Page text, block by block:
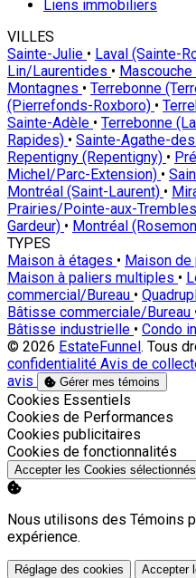
Liens immobiliers
VILLES
Sainte-Julie • Laval (Sainte-
Lin/Laurentides • Mascouche
Montagnes • Terrebonne
(Pierrefonds-Roxboro) •
Sainte-Adèle • Terrebonne
Rapides) • Sainte-Agathe-
Repentigny (Repentigny) •
Michel/Parc-Extension) •
Montréal (Saint-Laurent) •
Prairies/Pointe-aux-
Gardeur) • Montréal
TYPES
Maison à étages • Maison
Maison à paliers multiples •
commercial/Bureau •
Bâtisse commerciale/Bureau
Bâtisse industrielle • Condo
© 2026 EstateFunnel . Tous
confidentialité Avis de
avis
Gérer mes témoins
Activer
Cookies Essentiels
Activer
Cookies de Performances
Activer
Cookies publicitaires
Activer
Cookies de fonctionnalités
Accepter les Cookies sélectionnés
Nous utilisons des Témoins
expérience.
Réglage des cookies Accepter